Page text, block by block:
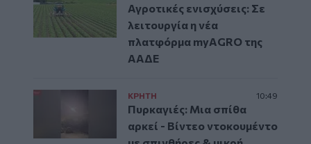
Αγροτικές ενισχύσεις: Σε
λειτουργία η νέα
πλατφόρμα myAGRO της
ΑΑΔΕ
ΚΡΗΤΗ 10:49
Πυρκαγιές: Μια σπίθα
αρκεί - Βίντεο ντοκουμέντο